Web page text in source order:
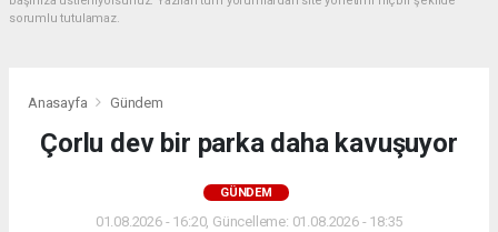
sorumlu tutulamaz.
Anasayfa Gündem
Çorlu dev bir parka daha kavuşuyor
GÜNDEM
01.08.2026 - 16:20, Güncelleme: 01.08.2026 - 18:35